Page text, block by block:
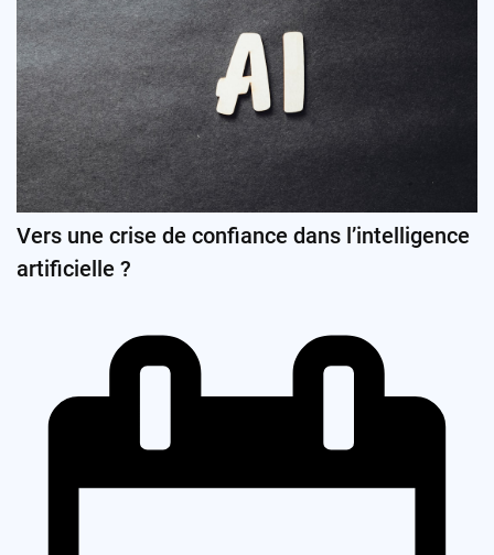
Vers une crise de confiance dans l’intelligence
artificielle ?